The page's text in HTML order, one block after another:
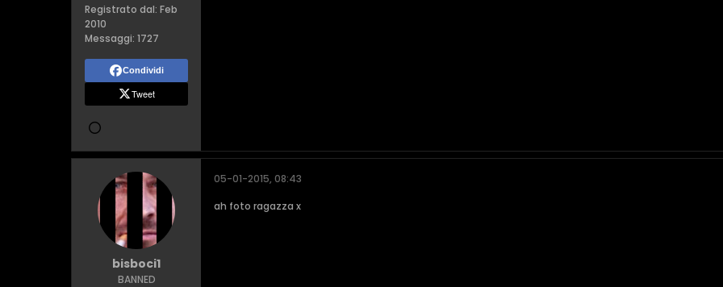
Registrato dal: Feb
2010
Messaggi: 1727
Condividi
Tweet
bisboci1
BANNED
05-01-2015, 08:43
ah foto ragazza x